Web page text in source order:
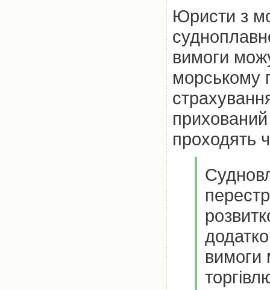
Юристи з
вимоги
морському
проходять
вимоги